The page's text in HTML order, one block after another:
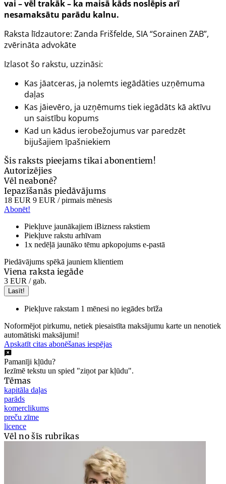
vai – vēl trakāk – ka maisā kāds noslēpis arī
nesamaksātu parādu kalnu.
Raksta līdzautore: Zanda Frišfelde, SIA “Sorainen ZAB”,
zvērināta advokāte
Izlasot šo rakstu, uzzināsi:
Kas jāatceras, ja nolemts iegādāties uzņēmuma
daļas
Kas jāievēro, ja uzņēmums tiek iegādāts kā aktīvu
un saistību kopums
Kad un kādus ierobežojumus var paredzēt
bijušajiem īpašniekiem
Šis raksts pieejams tikai abonentiem!
Autorizējies
Vēl neabonē?
Iepazīšanās piedāvājums
18 EUR 9 EUR / pirmais mēnesis
Abonēt!
Piekļuve jaunākajiem iBizness rakstiem
Piekļuve rakstu arhīvam
1x nedēļā jaunāko tēmu apkopojums e-pastā
Piedāvājums spēkā jauniem klientiem
Viena raksta iegāde
3 EUR / gab.
Lasīt!
Piekļuve rakstam 1 mēnesi no iegādes brīža
Noformējot pirkumu, netiek piesaistīta maksājumu karte un nenotiek
automātiski maksājumi!
Apskatīt citas abonēšanas iespējas
Pamanīji kļūdu?
Iezīmē tekstu un spied "ziņot par kļūdu".
Tēmas
kapitāla daļas
parāds
komerclikums
preču zīme
licence
Vēl no šīs rubrikas